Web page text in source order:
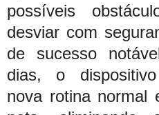
possíveis
desviar com
de sucesso
dias, o
nova rotina normal